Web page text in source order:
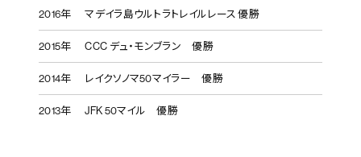
2016年 マデイラ島ウルトラトレイルレース 優勝
2015年 CCC デュ・モンブラン 優勝
2014年 レイクソノマ50マイラー 優勝
2013年 JFK 50マイル 優勝